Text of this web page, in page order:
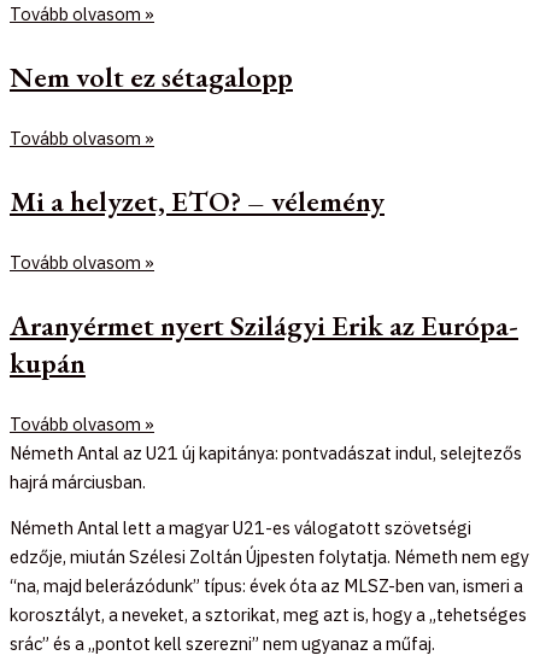
Tovább olvasom »
Nem volt ez sétagalopp
Tovább olvasom »
Mi a helyzet, ETO? – vélemény
Tovább olvasom »
Aranyérmet nyert Szilágyi Erik az Európa-
kupán
Tovább olvasom »
Németh Antal az U21 új kapitánya: pontvadászat indul, selejtezős
hajrá márciusban.
Németh Antal lett a magyar U21-es válogatott szövetségi
edzője, miután Szélesi Zoltán Újpesten folytatja. Németh nem egy
“na, majd belerázódunk” típus: évek óta az MLSZ-ben van, ismeri a
korosztályt, a neveket, a sztorikat, meg azt is, hogy a „tehetséges
srác” és a „pontot kell szerezni” nem ugyanaz a műfaj.